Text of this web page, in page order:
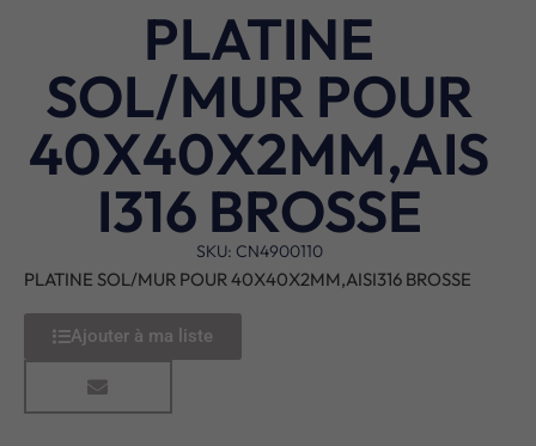
PLATINE
SOL/MUR POUR
40X40X2MM,AIS
I316 BROSSE
SKU: CN4900110
PLATINE SOL/MUR POUR 40X40X2MM,AISI316 BROSSE
Ajouter à ma liste